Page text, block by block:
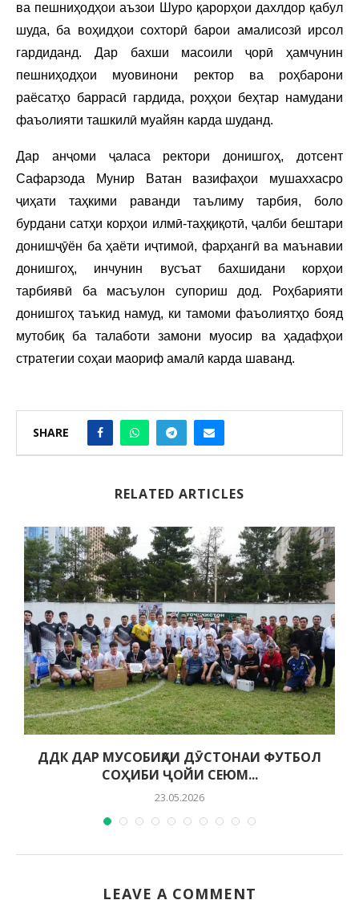
ва пешниҳодҳои аъзои Шуро қарорҳои дахлдор қабул
шуда, ба воҳидҳои сохторӣ барои амалисозӣ ирсол
гардиданд. Дар бахши масоили ҷорӣ ҳамчунин
пешниҳодҳои муовинони ректор ва роҳбарони
раёсатҳо баррасӣ гардида, роҳҳои беҳтар намудани
фаъолияти ташкилӣ муайян карда шуданд.
Дар анҷоми ҷаласа ректори донишгоҳ, дотсент
Сафарзода Мунир Ватан вазифаҳои мушаххасро
ҷиҳати таҳкими раванди таълиму тарбия, боло
бурдани сатҳи корҳои илмӣ-таҳқиқотӣ, ҷалби бештари
донишҷӯён ба ҳаёти иҷтимоӣ, фарҳангӣ ва маънавии
донишгоҳ, инчунин вусъат бахшидани корҳои
тарбиявӣ ба масъулон супориш дод. Роҳбарияти
донишгоҳ таъкид намуд, ки тамоми фаъолиятҳо бояд
мутобиқ ба талаботи замони муосир ва ҳадафҳои
стратегии соҳаи маориф амалӣ карда шаванд.
SHARE
RELATED ARTICLES
ДДК ДАР МУСОБИҚАИ ДӮСТОНАИ ФУТБОЛ
СОҲИБИ ҶОЙИ СЕЮМ...
23.05.2026
LEAVE A COMMENT